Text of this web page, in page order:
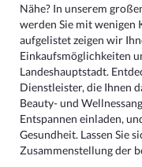
Nähe? In unserem
werden Sie mit
aufgelistet zeigen wir
Einkaufsmöglichkeiten
Landeshauptstadt.
Dienstleister, die Ihnen
Beauty- und
Entspannen einladen,
Gesundheit. Lassen Sie
Zusammenstellung der